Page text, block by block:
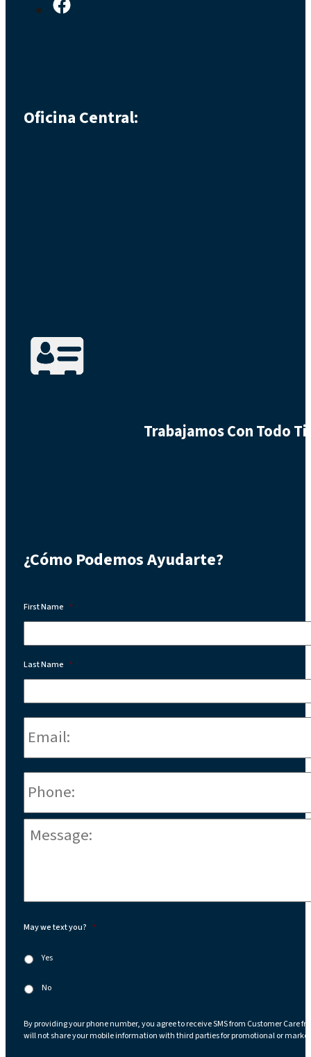
Oficina Central:
Trabajamos Con Todo
¿Cómo Podemos Ayudarte?
First Name *
Last Name *
Email: *
Phone *
May we text you? *
Yes
No
By providing your phone number, you agree to receive SMS from Customer Care
will not share your mobile information with third parties for promotional or